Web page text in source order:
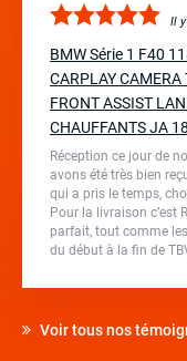
Il
BMW Série 1 F40
CARPLAY
FRONT ASSIST
CHAUFFANTS JA
Réception ce jour de
avons été très bien
qui a pris le temps,
Pour la livraison c’est
parfait, tout comme
du début à la fin de
Voir tous nos